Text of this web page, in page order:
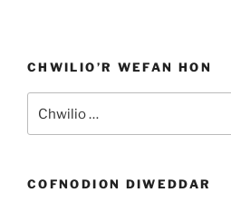
CHWILIO’R WEFAN HON
am:
COFNODION DIWEDDAR